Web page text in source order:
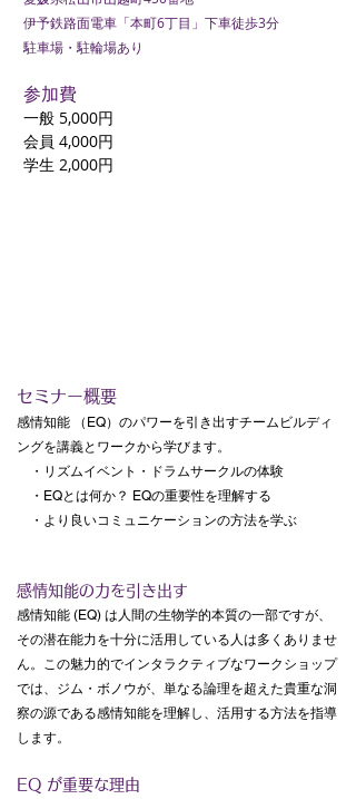
伊予鉄路面電車「本町6丁目」下車徒歩3分
​駐車場・​駐輪場あり
参加費
一般 5,000円
会員 4,000円
​学生 2,000円
​セミナー概要
感情知能 （EQ）のパワーを引き出すチームビルディ
ングを講義とワークから学びます。
・リズムイベント・ドラムサークルの体験
・EQとは何か？ EQの重要性を理解する
・より良いコミュニケーションの方法を学ぶ
感情知能の力を引き出す
感情知能 (EQ) は人間の生物学的本質の一部ですが、
その潜在能力を十分に活用している人は多くありませ
ん。この魅力的でインタラクティブなワークショップ
では、ジム・ボノウが、単なる論理を超えた貴重な洞
察の源である感情知能を理解し、活用する方法を指導
します。
EQ が重要な理由